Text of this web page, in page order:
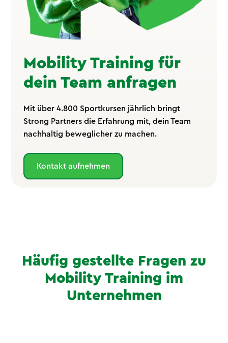
Mobility Training für
dein Team anfragen
Mit über 4.800 Sportkursen jährlich bringt
Strong Partners die Erfahrung mit, dein Team
nachhaltig beweglicher zu machen.
Kontakt aufnehmen
Häufig gestellte Fragen zu
Mobility Training im
Unternehmen